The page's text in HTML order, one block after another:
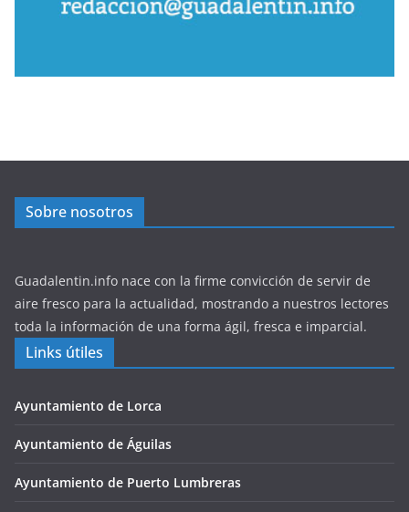
Sobre nosotros
Guadalentin.info nace con la firme convicción de servir de
aire fresco para la actualidad, mostrando a nuestros lectores
toda la información de una forma ágil, fresca e imparcial.
Links útiles
Ayuntamiento de Lorca
Ayuntamiento de Águilas
Ayuntamiento de Puerto Lumbreras